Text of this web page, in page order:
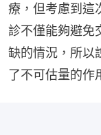
療，但考慮到這
診不僅能夠避免
缺的情況，所以
了不可估量的作